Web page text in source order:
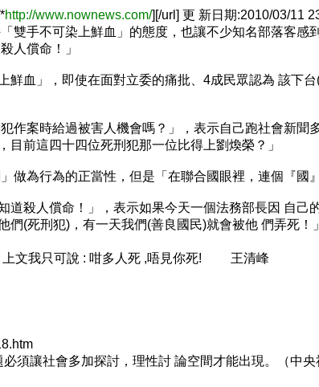
http://www.nownews.com/] [/url] 更 新日期:2010/03/11
雙手不可染上鮮血」的態度，也讓不少知名部落客
人償命！」
鮮血」，即使在面對立委的痛批、4成民眾認為 該下台
作案時給過被害人機會嗎？」，表示自己跑社會新
目前這四十四位死刑犯那一位比得上劉煥榮？」
做為行為的正當性，但是「在聯合國眼裡，連個『國
殺人償命！」，表示如果今天一個法務部長因 自己
(死刑犯)，有一天我們(善良國民)就會被他 們弄死！」
上文我只可說 : 咁多人死 ,唔見你死! 王清峰
須讓社會多加探討，理性討 論空間才能出現。（中央